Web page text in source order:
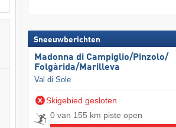
Sneeuwberichten
Madonna di Campiglio/​Pinzolo/​
Folgàrida/​Marilleva
Val di Sole
Skigebied gesloten
0 van 155 km piste open